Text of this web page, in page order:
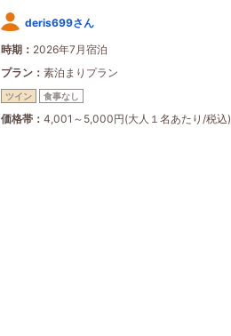
deris699さん
時期
2026年7月宿泊
プラン
素泊まりプラン
ツイン 食事なし
価格帯 4,001～5,000円(大人１名あたり/税込)